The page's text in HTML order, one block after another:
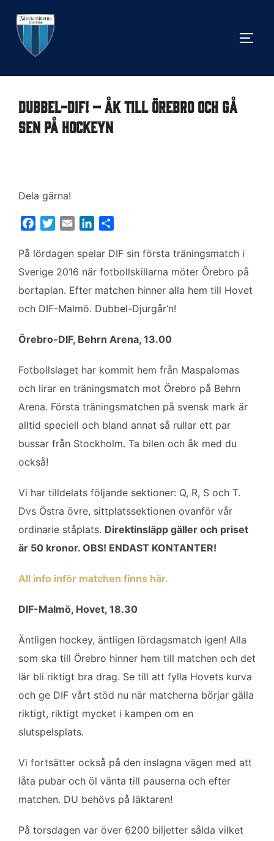
innehåll
Dubbel-DIF! – Åk till Örebro och gå
sen på hockeyn
Dela gärna!
c
e
o
o
i
t
e
r
a
i
n
k
d
I
l
a
På lördagen spelar DIF sin första träningsmatch i
Sverige 2016 när fotbollskillarna möter Örebro på
bortaplan. Efter matchen hinner alla hem till Hovet
och DIF-Malmö. Dubbel-Djurgår’n!
Örebro-DIF, Behrn Arena, 13.00
Fotbollslaget har kommit hem från Maspalomas
och lirar en träningsmatch mot Örebro på Behrn
Arena. Första träningsmatchen på svensk mark är
alltid speciell och bland annat så rullar ett par
bussar från Stockholm. Ta bilen och åk med du
också!
Vi har tilldelats följande sektioner: Q, R, S och T.
Dvs Östra övre, sittplatssektionen ovanför vår
ordinarie ståplats. Direktinsläpp gäller och priset
är 50 kronor. OBS! ENDAST KONTANTER!
All info inför matchen finns här.
DIF-Malmö, Hovet, 18.30
Äntligen hockey, äntligen lördagsmatch igen! Alla
som ska till Örebro hinner hem till matchen och det
lär bli riktigt bra drag. Se till att fylla Hovets kurva
och ge DIF vårt stöd nu när matcherna börjar gälla
riktigt, riktigt mycket i kampen om en
slutspelsplats.
Vi fortsätter också på den inslagna vägen med att
låta pubar och öl vänta till pauserna och efter
matchen. DU behövs på läktaren!
På torsdagen var över 6200 biljetter sålda vilket